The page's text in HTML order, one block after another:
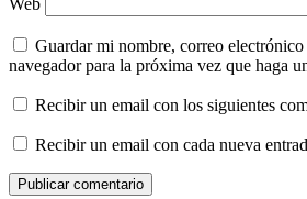
Guardar mi nombre, correo
navegador para la próxima vez que haga
Recibir un email con los siguientes
Recibir un email con cada nueva